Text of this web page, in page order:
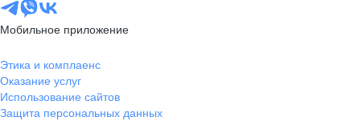
Мобильное приложение
Этика и комплаенс
Оказание услуг
Использование сайтов
Защита персональных данных